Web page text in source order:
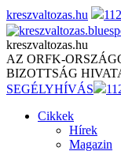
Skip
to
content
kreszvaltozas.hu 112
kreszvaltozas.hu
AZ ORFK-
BIZOTTSÁG
SEGÉLYHÍVÁS
Cikkek
Hírek
Magazin